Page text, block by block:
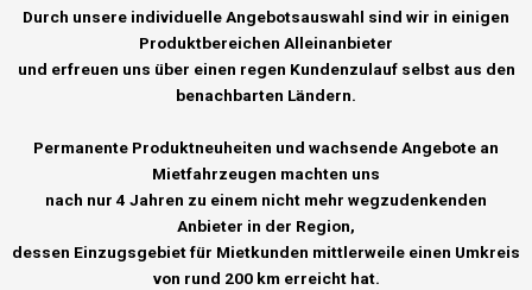
Durch unsere individuelle Angebotsauswahl sind wir in einigen
Produktbereichen Alleinanbieter
und erfreuen uns über einen regen Kundenzulauf selbst aus den
benachbarten Ländern.
Permanente Produktneuheiten und wachsende Angebote an
Mietfahrzeugen machten uns
nach nur 4 Jahren zu einem nicht mehr wegzudenkenden
Anbieter in der Region,
dessen Einzugsgebiet für Mietkunden mittlerweile einen Umkreis
von rund 200 km erreicht hat.